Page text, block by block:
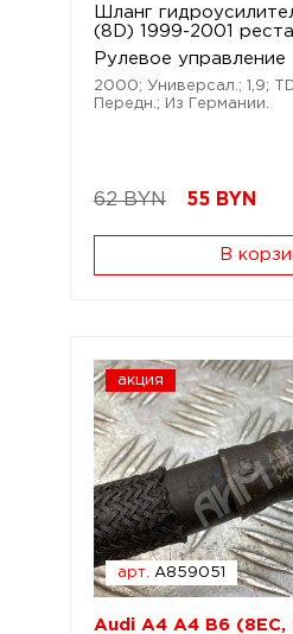
Шланг
(8D) 1999-2001
Рулевое управление
2000; Универсал.; 1,9;
Передн.; Из Германии.
62 BYN 55 BYN
В
акция
арт. A859051
Audi A4 A4 B6